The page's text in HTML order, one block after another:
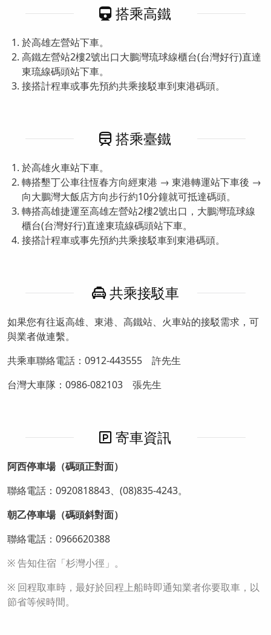
搭乘高鐵
於高雄左營站下車。
高鐵左營站2樓2號出口大鵬灣琉球線櫃台(台灣好行)直達
東琉線碼頭站下車。
接搭計程車或事先預約共乘接駁車到東港碼頭。
搭乘臺鐵
於高雄火車站下車。
轉搭墾丁公車往恆春方向經東港 → 東港轉運站下車後 →
向大鵬灣大飯店方向步行約10分鐘就可抵達碼頭。
轉搭高雄捷運至高雄左營站2樓2號出口，大鵬灣琉球線
櫃台(台灣好行)直達東琉線碼頭站下車。
接搭計程車或事先預約共乘接駁車到東港碼頭。
共乘接駁車
如果您有往返高雄、東港、高鐵站、火車站的接駁需求，可
與業者做連繫。
共乘車聯絡電話：0912-443555 許先生
台灣大車隊：0986-082103 張先生
寄車資訊
阿西停車場（碼頭正對面）
聯絡電話：0920818843、(08)835-4243。
朝乙停車場（碼頭斜對面）
聯絡電話：0966620388
※ 告知住宿「杉灣小徑」。
※ 回程取車時，最好於回程上船時即通知業者你要取車，以
節省等候時間。